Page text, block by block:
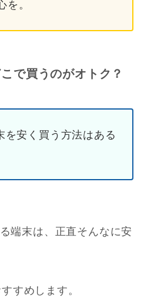
を。
で買うのがオトク？
を安く買う方法はある
端末は、正直そんなに安
すめします。